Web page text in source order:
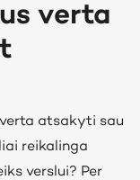
verta
atsakyti sau
reikalinga
verslui? Per